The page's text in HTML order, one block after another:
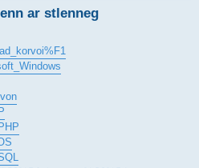
ar stlenneg